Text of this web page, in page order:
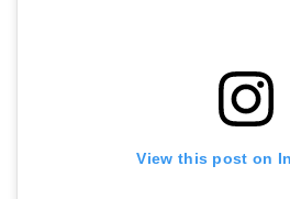
View this post on